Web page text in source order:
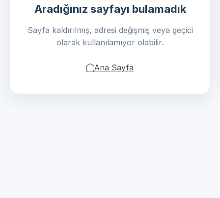
Aradığınız sayfayı bulamadık
Sayfa kaldırılmış, adresi değişmiş veya geçici
olarak kullanılamıyor olabilir.
Ana Sayfa